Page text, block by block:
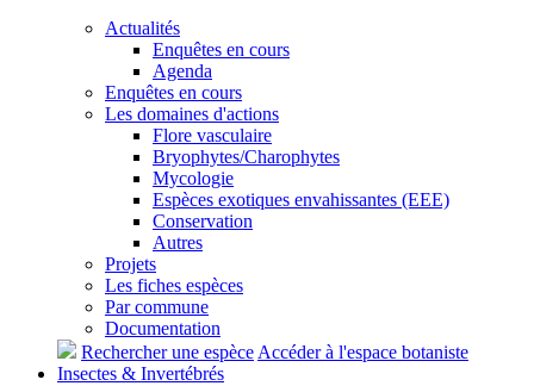
Actualités
Enquêtes en cours
Agenda
Enquêtes en cours
Les domaines d'actions
Flore vasculaire
Bryophytes/Charophytes
Mycologie
Espèces exotiques envahissantes (EEE)
Conservation
Autres
Projets
Les fiches espèces
Par commune
Documentation
Rechercher une espèceAccéder à l'espace botaniste
Insectes & Invertébrés